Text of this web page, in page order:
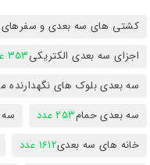
کشتی های سه بعدی و سفرهای
اجزای سه بعدی الکتریکی353 عدد
سه بعدی بلوک های نگهدارنده
سه بعدی حمام253 عدد سه
خانه های سه بعدی1612 عدد